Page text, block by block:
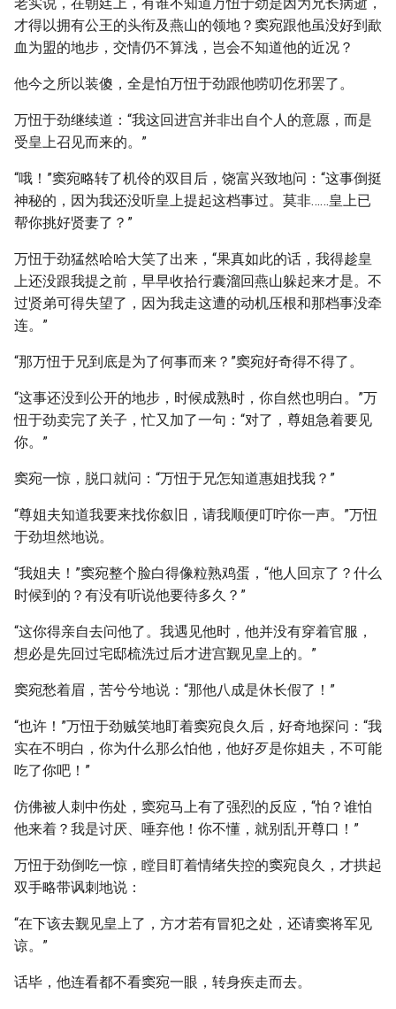
才得以拥有公王的头衔及燕山的领地？窦宛跟他虽没好到歃
血为盟的地步，交情仍不算浅，岂会不知道他的近况？
他今之所以装傻，全是怕万忸于劲跟他唠叨仡邪罢了。
万忸于劲继续道：“我这回进宫并非出自个人的意愿，而是
受皇上召见而来的。”
“哦！”窦宛略转了机伶的双目后，饶富兴致地问：“这事倒挺
神秘的，因为我还没听皇上提起这档事过。莫非……皇上已
帮你挑好贤妻了？”
万忸于劲猛然哈哈大笑了出来，“果真如此的话，我得趁皇
上还没跟我提之前，早早收拾行囊溜回燕山躲起来才是。不
过贤弟可得失望了，因为我走这遭的动机压根和那档事没牵
连。”
“那万忸于兄到底是为了何事而来？”窦宛好奇得不得了。
“这事还没到公开的地步，时候成熟时，你自然也明白。”万
忸于劲卖完了关子，忙又加了一句：“对了，尊姐急着要见
你。”
窦宛一惊，脱口就问：“万忸于兄怎知道惠姐找我？”
“尊姐夫知道我要来找你叙旧，请我顺便叮咛你一声。”万忸
于劲坦然地说。
“我姐夫！”窦宛整个脸白得像粒熟鸡蛋，“他人回京了？什么
时候到的？有没有听说他要待多久？”
“这你得亲自去问他了。我遇见他时，他并没有穿着官服，
想必是先回过宅邸梳洗过后才进宫觐见皇上的。”
窦宛愁着眉，苦兮兮地说：“那他八成是休长假了！”
“也许！”万忸于劲贼笑地盯着窦宛良久后，好奇地探问：“我
实在不明白，你为什么那么怕他，他好歹是你姐夫，不可能
吃了你吧！”
仿佛被人刺中伤处，窦宛马上有了强烈的反应，“怕？谁怕
他来着？我是讨厌、唾弃他！你不懂，就别乱开尊口！”
万忸于劲倒吃一惊，瞠目盯着情绪失控的窦宛良久，才拱起
双手略带讽刺地说：
“在下该去觐见皇上了，方才若有冒犯之处，还请窦将军见
谅。”
话毕，他连看都不看窦宛一眼，转身疾走而去。